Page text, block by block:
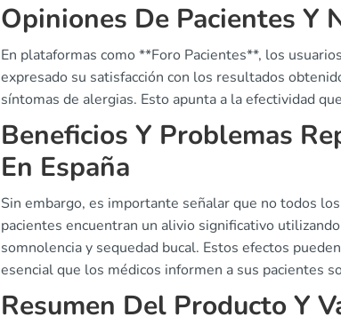
Opiniones De Pacientes Y
En plataformas como **Foro Pacientes**, los
expresado su satisfacción con los resultados
síntomas de alergias. Esto apunta a la efectividad
Beneficios Y Problemas
En España
Sin embargo, es importante señalar que no todos
pacientes encuentran un alivio significativo
somnolencia y sequedad bucal. Estos efectos
esencial que los médicos informen a sus pacientes
Resumen Del Producto Y